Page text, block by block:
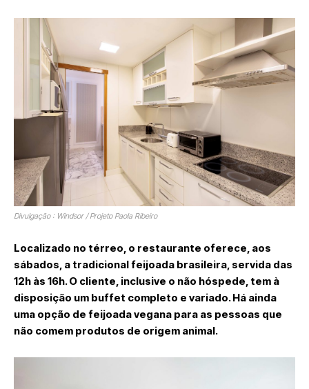
Divulgação : Windsor / Projeto Paola Ribeiro
Localizado no térreo, o restaurante oferece, aos
sábados, a tradicional feijoada brasileira, servida das
12h às 16h. O cliente, inclusive o não hóspede, tem à
disposição um buffet completo e variado. Há ainda
uma opção de feijoada vegana para as pessoas que
não comem produtos de origem animal.